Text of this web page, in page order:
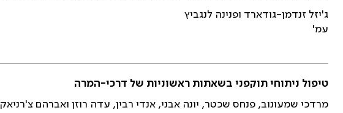
ג'יזל זנדמן-גודארד ופנינה לנגביץ
עמ'
טיפול ניתוחי תוקפני בשאתות ראשוניות של דרכי-המרה
מרדכי שמעונוב, פנחס שכטר, יונה אבני, אנדי רבין, עדה רוזן ואברהם צ'רניאק